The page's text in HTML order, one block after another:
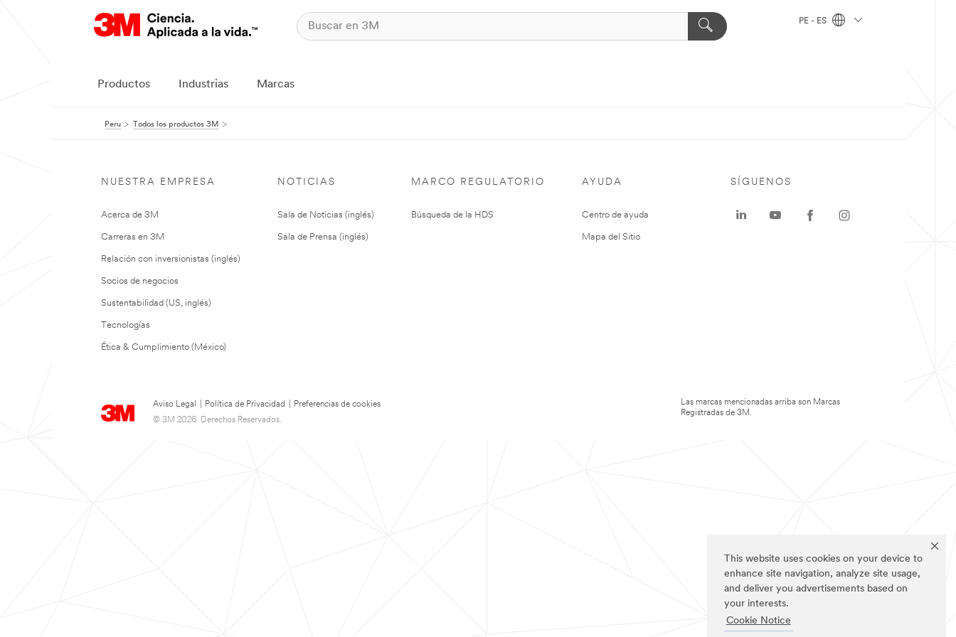
This website uses cookies on your device to
enhance site navigation, analyze site usage,
and deliver you advertisements based on
your interests.
Cookie Notice
PE - ES
Productos Industrias Marcas
Peru Todos los productos 3M
NUESTRA EMPRESA
Acerca de 3M
Carreras en 3M
Relación con inversionistas (inglés)
Socios de negocios
Sustentabilidad (US, inglés)
Tecnologías
Ética & Cumplimiento (México)
NOTICIAS
Sala de Noticias (inglés)
Sala de Prensa (inglés)
MARCO REGULATORIO
Búsqueda de la HDS
AYUDA
Centro de ayuda
Mapa del Sitio
Aviso Legal Política de Privacidad
Preferencias de cookies
© 3M 2026. Derechos Reservados.
SÍGUENOS
Las marcas mencionadas arriba son Marcas
Registradas de 3M.